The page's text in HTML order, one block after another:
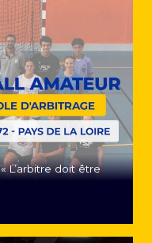
L’arbitre doit être